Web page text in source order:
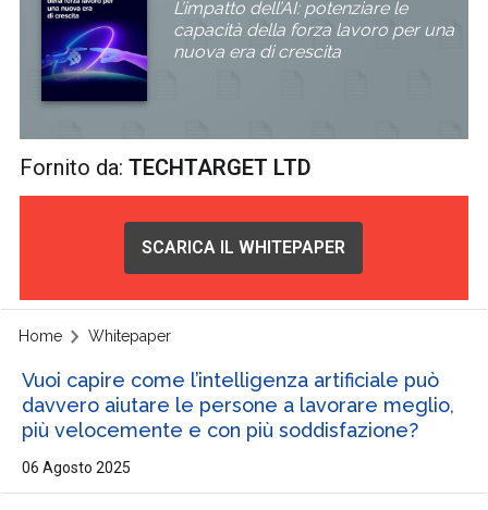
L’impatto dell’AI: potenziare le
capacità della forza lavoro per una
nuova era di crescita
Fornito da:TECHTARGET LTD
SCARICA IL WHITEPAPER
Home Whitepaper
Vuoi capire come l’intelligenza artificiale può
davvero aiutare le persone a lavorare meglio,
più velocemente e con più soddisfazione?
06 Agosto 2025